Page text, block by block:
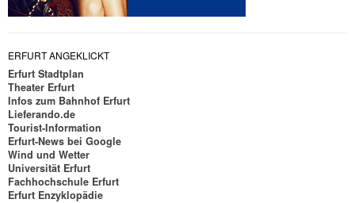
ERFURT ANGEKLICKT
Erfurt Stadtplan
Theater Erfurt
Infos zum Bahnhof Erfurt
Lieferando.de
Tourist-Information
Erfurt-News bei Google
Wind und Wetter
Universität Erfurt
Fachhochschule Erfurt
Erfurt Enzyklopädie